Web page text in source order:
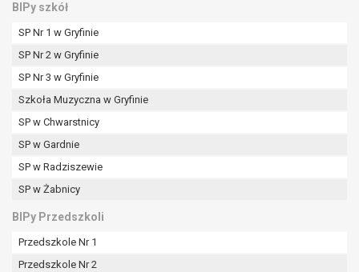
BIPy szkół
SP Nr 1 w Gryfinie
SP Nr 2 w Gryfinie
SP Nr 3 w Gryfinie
Szkoła Muzyczna w Gryfinie
SP w Chwarstnicy
SP w Gardnie
SP w Radziszewie
SP w Żabnicy
BIPy Przedszkoli
Przedszkole Nr 1
Przedszkole Nr 2
przetwarzania, którego dokonano na podstawie
zgody przed jej cofnięciem.
organu nadzorczego na niezgodne z prawem
przetwarzanie Pani/Pana danych osobowych
przez administratora.
Organem właściwym do wniesienia skargi jest
dane osobowe, podanie danych osobowych jest
dobrowolne albo jest wymogiem ustawowym lub
Pani/Pana dane nie będą poddawane
zautomatyzowanemu podejmowaniu decyzji, w